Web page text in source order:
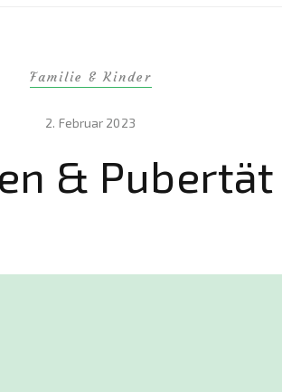
Familie & Kinder
2. Februar 2023
& Pubertät